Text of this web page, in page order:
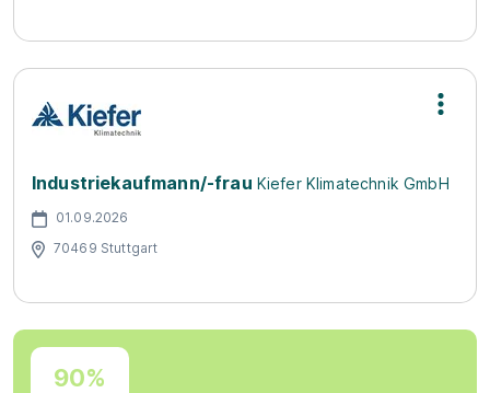
Industriekaufmann/-frau Kiefer Klimatechnik GmbH
01.09.2026
70469 Stuttgart
90%